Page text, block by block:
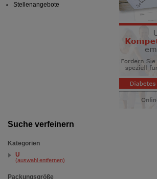
Suche verfeinern
Kategorien
U
(auswahl entfernen)
Packungsgröße
Stellenangebote